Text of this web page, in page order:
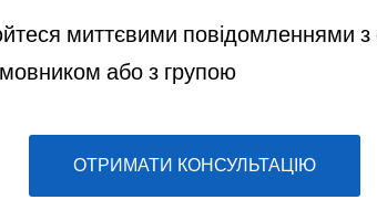
миттєвими повідомленнями
або з групою
ОТРИМАТИ КОНСУЛЬТАЦІЮ